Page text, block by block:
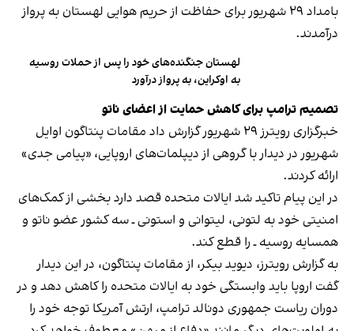
بامداد ۲۹ شهریور برای حفاظت از حریم هوایی لهستان به پرواز
درآمدند.
لهستان جنگنده‌های خود را پس از حملات روسیه
به اوکراین، به پرواز درآورد
تصمیم ترامپ برای کاهش حمایت از اعضای ناتو
خبرگزاری رویترز ۲۹ شهریور گزارش داد مقامات پنتاگون اوایل
شهریور در دیدار با گروهی از دیپلمات‌های اروپایی، «پیامی جدی»
ارائه کردند.
در این پیام تاکید شد ایالات متحده قصد دارد بخشی از کمک‌های
امنیتی خود به لتونی، لیتوانی و استونی ـ سه کشور عضو ناتو و
همسایه روسیه ـ را قطع کند.
به گزارش رویترز، دیوید بیکر، از مقامات پنتاگون، در این دیدار
گفت اروپا باید وابستگی خود به ایالات متحده را کاهش دهد و در
دوران ریاست جمهوری دونالد ترامپ، ارتش آمریکا توجه خود را